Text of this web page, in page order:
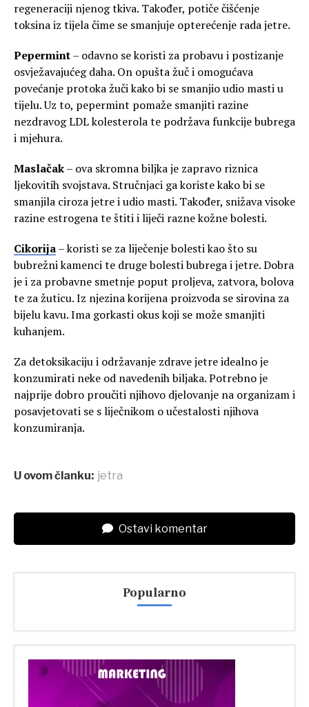
regeneraciji njenog tkiva. Također, potiče čišćenje
toksina iz tijela čime se smanjuje opterećenje rada jetre.
Pepermint– odavno se koristi za probavu i postizanje
osvježavajućeg daha. On opušta žuč i omogućava
povećanje protoka žuči kako bi se smanjio udio masti u
tijelu. Uz to, pepermint pomaže smanjiti razine
nezdravog LDL kolesterola te podržava funkcije bubrega
i mjehura.
Maslačak– ova skromna biljka je zapravo riznica
ljekovitih svojstava. Stručnjaci ga koriste kako bi se
smanjila ciroza jetre i udio masti. Također, snižava visoke
razine estrogena te štiti i liječi razne kožne bolesti.
Cikorija– koristi se za liječenje bolesti kao što su
bubrežni kamenci te druge bolesti bubrega i jetre. Dobra
je i za probavne smetnje poput proljeva, zatvora, bolova
te za žuticu. Iz njezina korijena proizvoda se sirovina za
bijelu kavu. Ima gorkasti okus koji se može smanjiti
kuhanjem.
Za detoksikaciju i održavanje zdrave jetre idealno je
konzumirati neke od navedenih biljaka. Potrebno je
najprije dobro proučiti njihovo djelovanje na organizam i
posavjetovati se s liječnikom o učestalosti njihova
konzumiranja.
U ovom članku: jetra
Ostavi komentar
Popularno